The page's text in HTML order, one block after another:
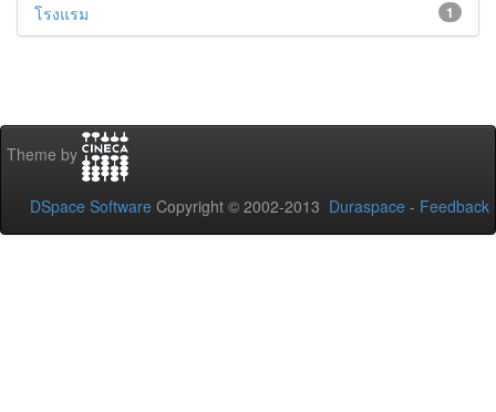
1
โรงแรม
Theme by
DSpace Software Copyright © 2002-2013 Duraspace - Feedback